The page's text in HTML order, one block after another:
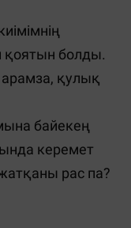
қоятын болды.
арамза, қулық
байекең
керемет
рас па?